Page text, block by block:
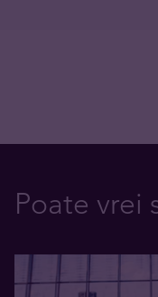
Poate vrei